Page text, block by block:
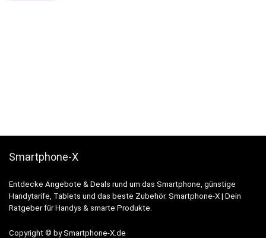
Smartphone-X
Entdecke Angebote & Deals rund um das Smartphone, günstige
Handytarife, Tablets und das beste Zubehör. Smartphone-X | Dein
Ratgeber für Handys & smarte Produkte.
Copyright © by Smartphone-X.de